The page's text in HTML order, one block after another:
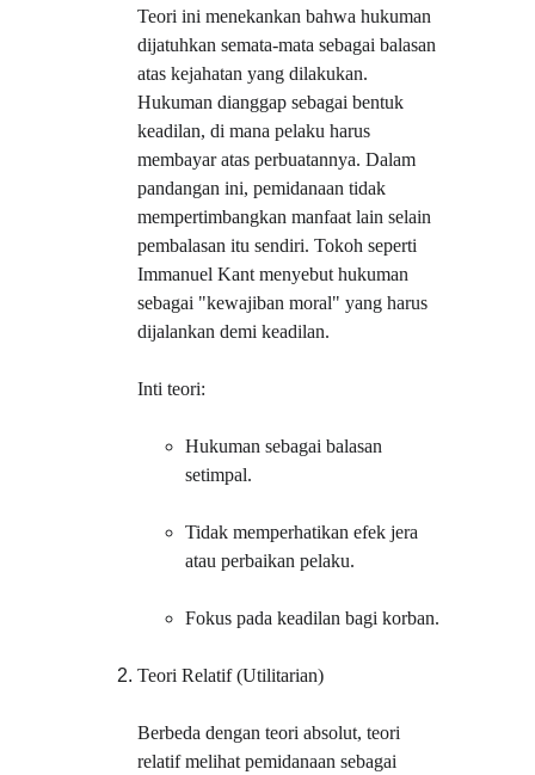
Teori ini menekankan bahwa hukuman
dijatuhkan semata-mata sebagai balasan
atas kejahatan yang dilakukan.
Hukuman dianggap sebagai bentuk
keadilan, di mana pelaku harus
membayar atas perbuatannya. Dalam
pandangan ini, pemidanaan tidak
mempertimbangkan manfaat lain selain
pembalasan itu sendiri. Tokoh seperti
Immanuel Kant menyebut hukuman
sebagai "kewajiban moral" yang harus
dijalankan demi keadilan.
Inti teori:
Hukuman sebagai balasan
setimpal.
Tidak memperhatikan efek jera
atau perbaikan pelaku.
Fokus pada keadilan bagi korban.
Teori Relatif (Utilitarian)
Berbeda dengan teori absolut, teori
relatif melihat pemidanaan sebagai